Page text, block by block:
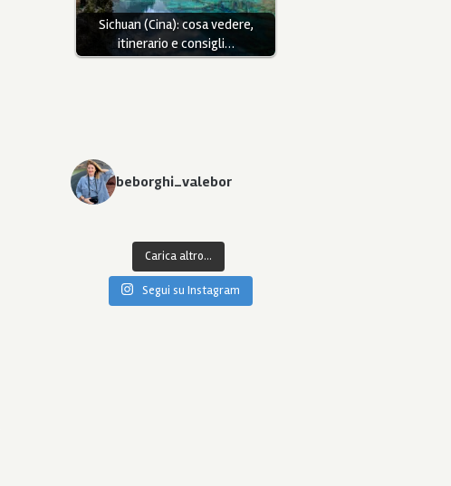
Sichuan (Cina): cosa vedere,
itinerario e consigli…
beborghi_valebor
Carica altro...
Segui su Instagram